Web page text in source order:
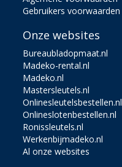
Gebruikers voorwaarden
Onze websites
Bureaubladopmaat.nl
Madeko-rental.nl
Madeko.nl
Mastersleutels.nl
Onlinesleutelsbestellen.nl
Onlineslotenbestellen.nl
Ronissleutels.nl
Werkenbijmadeko.nl
Al onze websites